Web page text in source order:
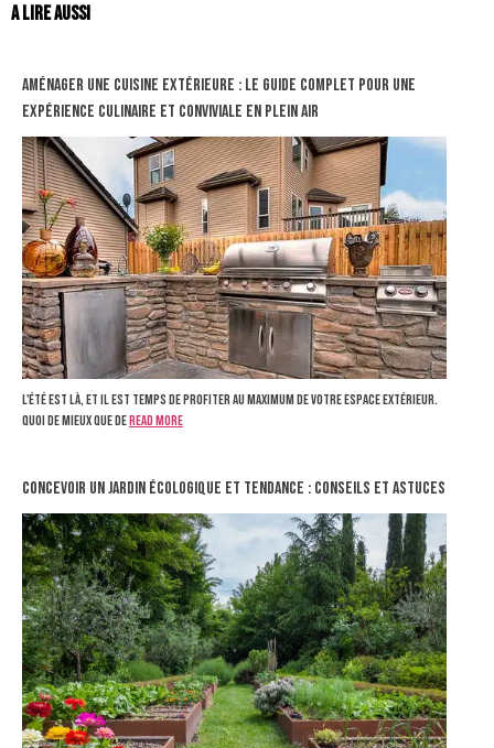
A lire aussi
Aménager une cuisine extérieure : le guide complet pour une
expérience culinaire et conviviale en plein air
L'été est là, et il est temps de profiter au maximum de votre espace extérieur.
Quoi de mieux que deRead more
Concevoir un jardin écologique et tendance : Conseils et astuces